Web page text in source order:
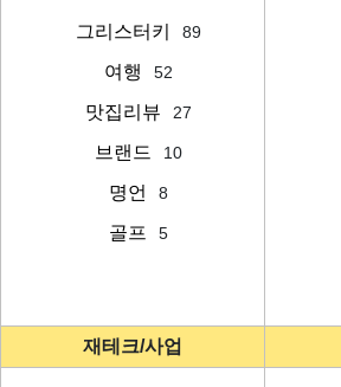
그리스터키 89
여행 52
맛집리뷰 27
브랜드 10
명언 8
골프 5
재테크/사업